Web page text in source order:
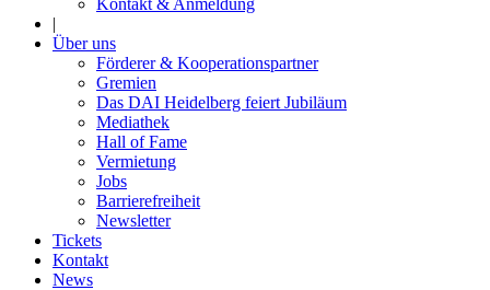
Kontakt & Anmeldung
|
Über uns
Förderer & Kooperationspartner
Gremien
Das DAI Heidelberg feiert Jubiläum
Mediathek
Hall of Fame
Vermietung
Jobs
Barrierefreiheit
Newsletter
Tickets
Kontakt
News